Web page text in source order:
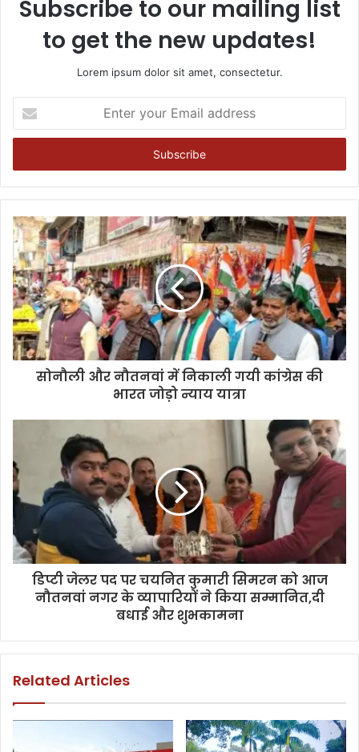
Subscribe to our mailing list
to get the new updates!
Lorem ipsum dolor sit amet, consectetur.
your
Email
सोनौली और नौतनवां में निकाली गयी कांग्रेस की
भारत जोड़ो न्याय यात्रा
डिप्टी जेलर पद पर चयनित कुमारी सिमरन को आज
नौतनवां नगर के व्यापारियों ने किया सम्मानित,दी
बधाई और शुभकामना
Related Articles